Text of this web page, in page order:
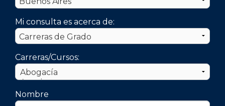
Mi consulta es acerca de:
Carreras/Cursos:
Nombre